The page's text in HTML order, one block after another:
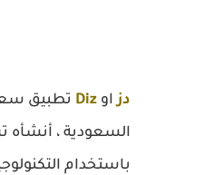
دزاو Diz تطبيق
السعودية ، أنشأه
باستخدام